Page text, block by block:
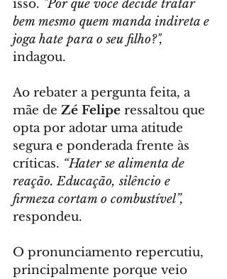
isso. "Por que você decide tratar
bem mesmo quem manda indireta e
joga hate para o seu filho?",
indagou.
Ao rebater a pergunta feita, a
mãe de Zé Felipe ressaltou que
opta por adotar uma atitude
segura e ponderada frente às
críticas. “Hater se alimenta de
reação. Educação, silêncio e
firmeza cortam o combustível”,
respondeu.
O pronunciamento repercutiu,
principalmente porque veio